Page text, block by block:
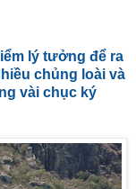
lý tưởng để ra
chủng loài và
vài chục ký